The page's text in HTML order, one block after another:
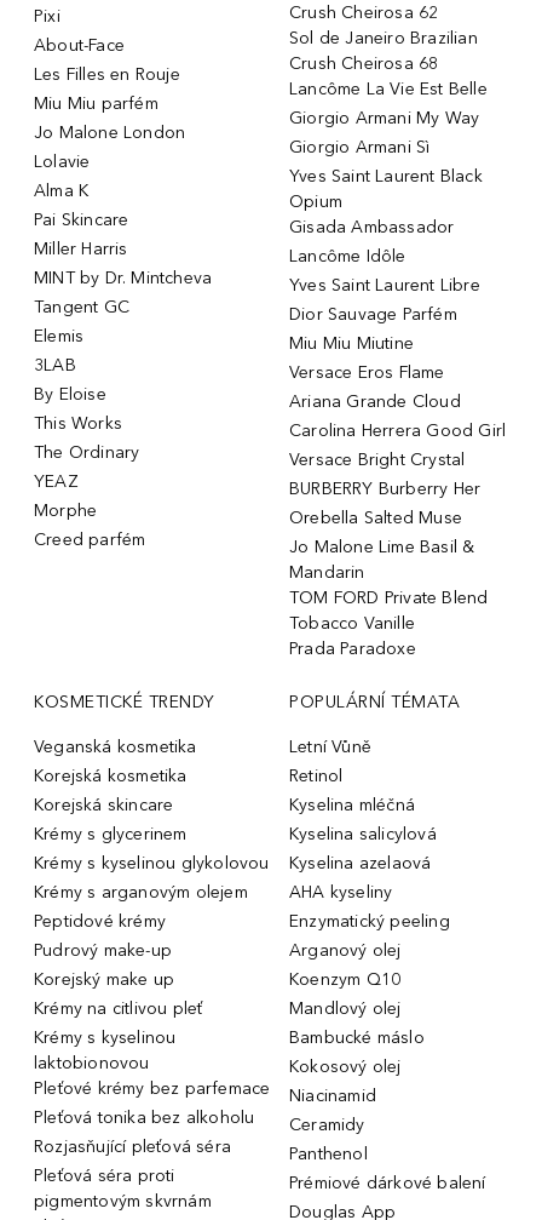
Pixi
About-Face
Les Filles en Rouje
Miu Miu parfém
Jo Malone London
Lolavie
Alma K
Pai Skincare
Miller Harris
MINT by Dr. Mintcheva
Tangent GC
Elemis
3LAB
By Eloise
This Works
The Ordinary
YEAZ
Morphe
Creed parfém
Crush Cheirosa 62
Sol de Janeiro Brazilian
Crush Cheirosa 68
Lancôme La Vie Est Belle
Giorgio Armani My Way
Giorgio Armani Sì
Yves Saint Laurent Black
Opium
Gisada Ambassador
Lancôme Idôle
Yves Saint Laurent Libre
Dior Sauvage Parfém
Miu Miu Miutine
Versace Eros Flame
Ariana Grande Cloud
Carolina Herrera Good Girl
Versace Bright Crystal
BURBERRY Burberry Her
Orebella Salted Muse
Jo Malone Lime Basil &
Mandarin
TOM FORD Private Blend
Tobacco Vanille
Prada Paradoxe
KOSMETICKÉ TRENDY
Veganská kosmetika
Korejská kosmetika
Korejská skincare
Krémy s glycerinem
Krémy s kyselinou glykolovou
Krémy s arganovým olejem
Peptidové krémy
Pudrový make-up
Korejský make up
Krémy na citlivou pleť
Krémy s kyselinou
laktobionovou
Pleťové krémy bez parfemace
Pleťová tonika bez alkoholu
Rozjasňující pleťová séra
Pleťová séra proti
pigmentovým skvrnám
POPULÁRNÍ TÉMATA
Letní Vůně
Retinol
Kyselina mléčná
Kyselina salicylová
Kyselina azelaová
AHA kyseliny
Enzymatický peeling
Arganový olej
Koenzym Q10
Mandlový olej
Bambucké máslo
Kokosový olej
Niacinamid
Ceramidy
Panthenol
Prémiové dárkové balení
Douglas App